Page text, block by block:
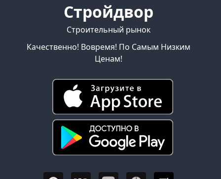
Стройдвор
Строительный рынок
Качественно! Вовремя! По Самым Низким
Ценам!